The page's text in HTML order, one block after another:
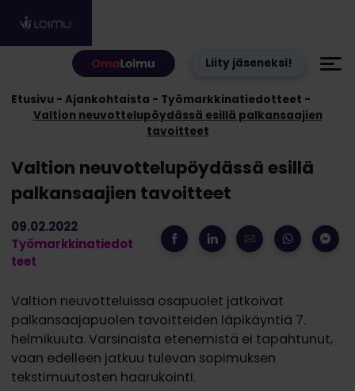
Liity jäseneksi!
Etusivu Ajankohtaista
Työmarkkinatiedotteet
Valtion neuvottelupöydässä esillä palkansaajien
tavoitteet
Valtion neuvottelupöydässä esillä
palkansaajien tavoitteet
09.02.2022
Työmarkkinatiedot
teet
Valtion neuvotteluissa osapuolet jatkoivat
palkansaajapuolen tavoitteiden läpikäyntiä 7.
helmikuuta. Varsinaista etenemistä ei tapahtunut,
vaan edelleen jatkuu tulevan sopimuksen
tekstimuutosten haarukointi.